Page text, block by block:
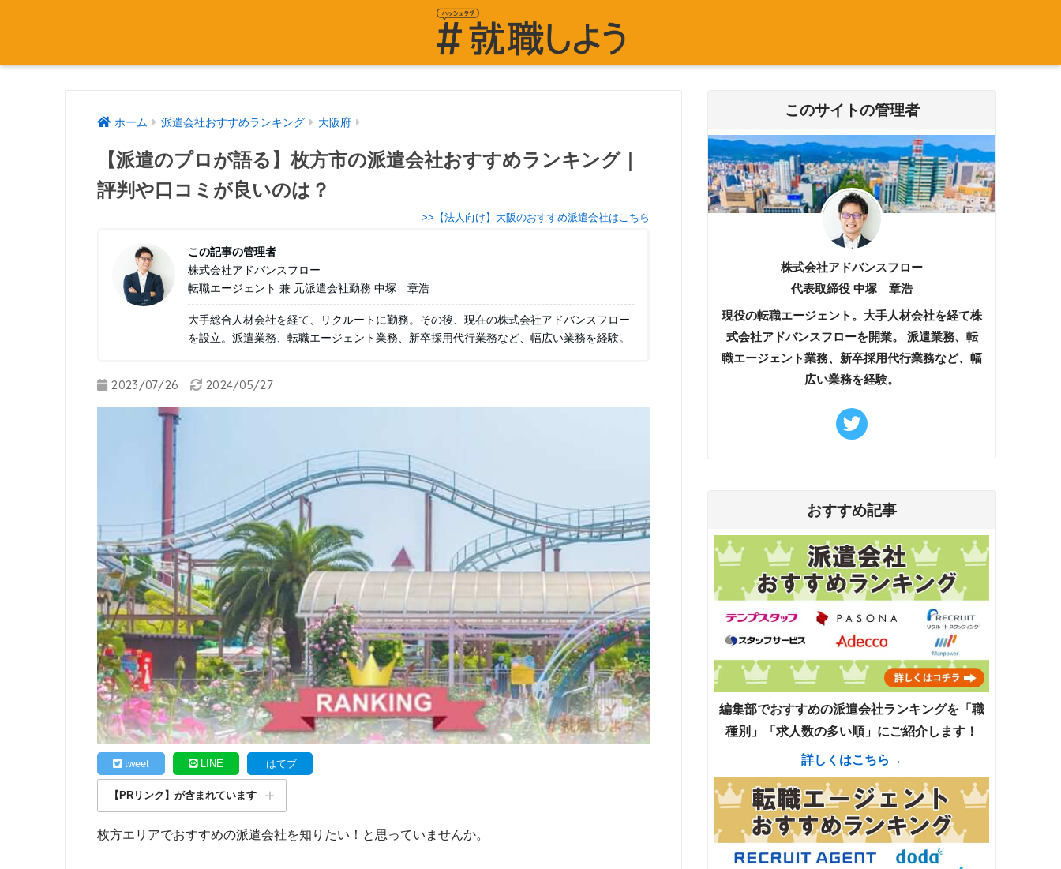
ホーム 派遣会社おすすめランキング 大阪府
【派遣のプロが語る】枚方市の派遣会社おすすめランキング｜
評判や口コミが良いのは？
>>【法人向け】大阪のおすすめ派遣会社はこちら
この記事の管理者
株式会社アドバンスフロー
転職エージェント 兼 元派遣会社勤務 中塚 章浩
大手総合人材会社を経て、リクルートに勤務。その後、現在の株式会社アドバンスフロー
を設立。派遣業務、転職エージェント業務、新卒採用代行業務など、幅広い業務を経験。
2023/07/26 2024/05/27
tweet LINE はてブ
【PRリンク】が含まれています
枚方エリアでおすすめの派遣会社を知りたい！と思っていませんか。
このサイトの管理者
株式会社アドバンスフロー
代表取締役 中塚 章浩
現役の転職エージェント。大手人材会社を経て株
式会社アドバンスフローを開業。 派遣業務、転
職エージェント業務、新卒採用代行業務など、幅
広い業務を経験。
おすすめ記事
編集部でおすすめの派遣会社ランキングを「職
種別」「求人数の多い順」にご紹介します！
詳しくはこちら→